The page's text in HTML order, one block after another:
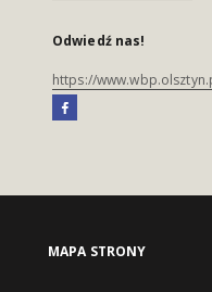
Odwiedź nas!
https://
MAPA STRONY